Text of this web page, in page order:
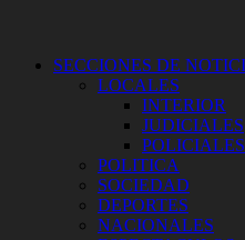
SECCIONES DE
LOCALES
INTERIOR
JUDICIALES
POLICIALES
POLITICA
SOCIEDAD
DEPORTES
NACIONALES